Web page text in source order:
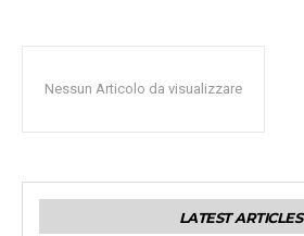
Nessun Articolo da visualizzare
LATEST ARTICLES